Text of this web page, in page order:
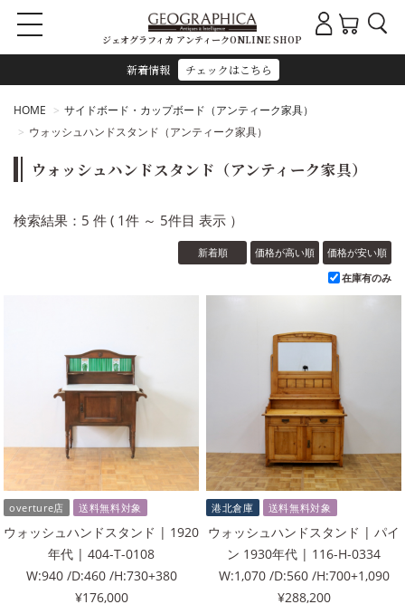
新着情報 チェックはこちら
ジェオグラフィカ アンティークONLINE SHOP
HOME
サイドボード・カップボード（アンティーク家具）
ウォッシュハンドスタンド（アンティーク家具）
ウォッシュハンドスタンド（アンティーク家具）
検索結果：5 件 ( 1件 ～ 5件目 表示 ）
新着順 価格が高い順
価格が安い順
在庫有のみ
overture店 送料無料対象
ウォッシュハンドスタンド | 1920
年代 | 404-T-0108
W:940 /D:460 /H:730+380
¥176,000
港北倉庫 送料無料対象
ウォッシュハンドスタンド | パイ
ン 1930年代 | 116-H-0334
W:1,070 /D:560 /H:700+1,090
¥288,200